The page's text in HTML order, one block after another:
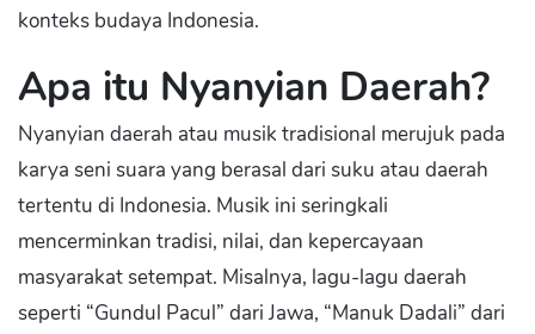
konteks budaya Indonesia.
Apa itu Nyanyian Daerah?
Nyanyian daerah atau musik tradisional merujuk pada
karya seni suara yang berasal dari suku atau daerah
tertentu di Indonesia. Musik ini seringkali
mencerminkan tradisi, nilai, dan kepercayaan
masyarakat setempat. Misalnya, lagu-lagu daerah
seperti “Gundul Pacul” dari Jawa, “Manuk Dadali” dari